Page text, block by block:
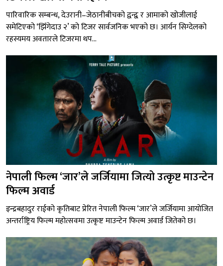
पारिवारिक सम्बन्ध, देउरानी–जेठानीबीचको द्वन्द्व र आमाको खोजीलाई
समेटिएको ‘झिँगेदाउ २’ को टिजर सार्वजनिक भएको छ। आर्यन सिग्देलको
रहस्यमय अवतारले टिजरमा थप...
नेपाली फिल्म ‘जार’ले जर्जियामा जित्यो उत्कृष्ट माउन्टेन
फिल्म अवार्ड
इन्द्रबहादुर राईको कृतिबाट प्रेरित नेपाली फिल्म ‘जार’ले जर्जियामा आयोजित
अन्तर्राष्ट्रिय फिल्म महोत्सवमा उत्कृष्ट माउन्टेन फिल्म अवार्ड जितेको छ।